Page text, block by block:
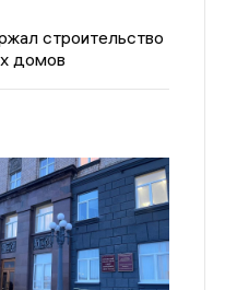
строительство
домов